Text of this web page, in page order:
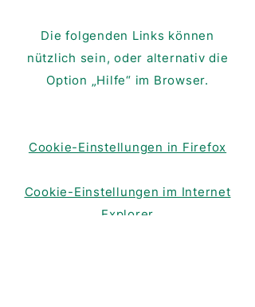
Die folgenden Links können
nützlich sein, oder alternativ die
Option „Hilfe“ im Browser.
Cookie-Einstellungen in Firefox
Cookie-Einstellungen im Internet
Explorer